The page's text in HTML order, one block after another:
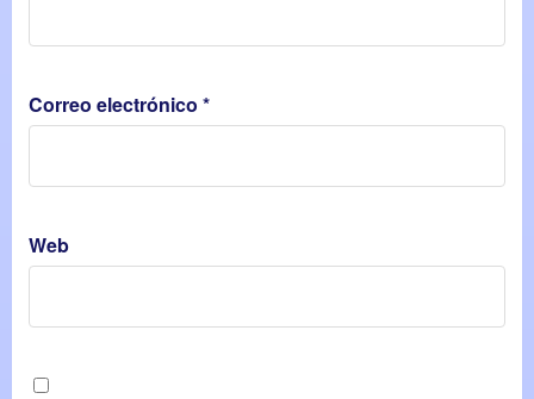
Correo electrónico *
Web